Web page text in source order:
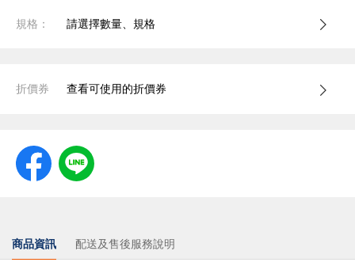
規格： 請選擇數量、規格
折價券 查看可使用的折價券
商品資訊 配送及售後服務說明